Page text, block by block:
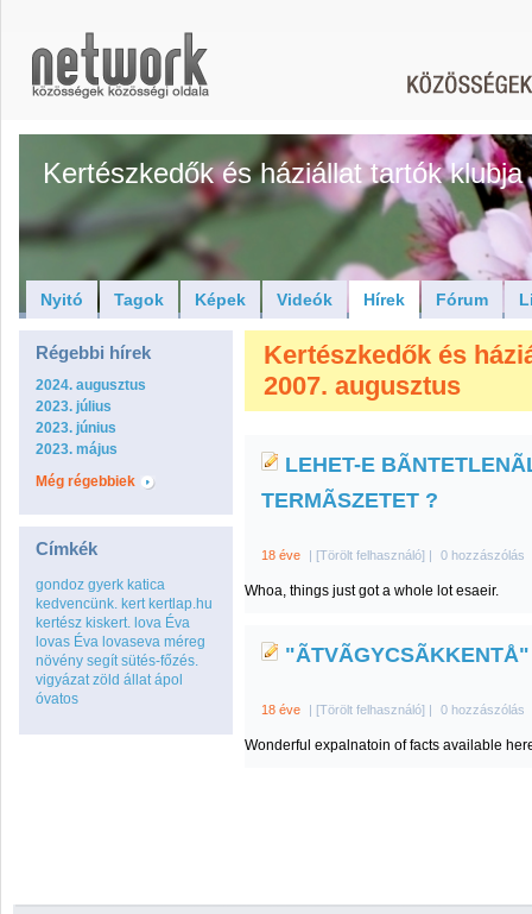
Kertészkedők és háziállat tartók klubja
Nyitó Tagok Képek Videók Hírek Fórum
Régebbi hírek
2024. augusztus
2023. július
2023. június
2023. május
Még régebbiek
Címkék
gondoz gyerk katica
kedvencünk. kert kertlap.hu
kertész kiskert. lova Éva
lovas Éva lovaseva méreg
növény segít sütés-főzés.
vigyázat zöld állat ápol
óvatos
Kertészkedők és
2007. augusztus
LEHET-E
TERMÃSZETET ?
18 éve | [Törölt felhasználó] | 0 hozzászólás
Whoa, things just got a whole lot esaeir.
"ÃTVÃGYCSÃKKENTÅ"
18 éve | [Törölt felhasználó] | 0 hozzászólás
Wonderful expalnatoin of facts available